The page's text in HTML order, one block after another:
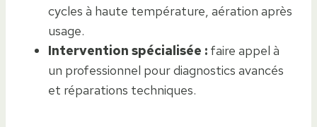
cycles à haute température, aération après
usage.
Intervention spécialisée : faire appel à
un professionnel pour diagnostics avancés
et réparations techniques.